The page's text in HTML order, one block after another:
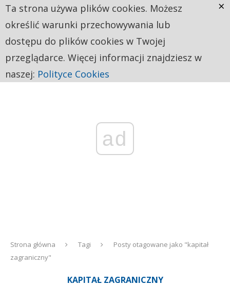
ad
Strona główna Tagi
Posty otagowane jako "kapitał
zagraniczny"
KAPITAŁ ZAGRANICZNY
Ta strona używa plików cookies. Możesz
określić warunki przechowywania lub
dostępu do plików cookies w Twojej
przeglądarce. Więcej informacji znajdziesz w
naszej: Polityce Cookies
×